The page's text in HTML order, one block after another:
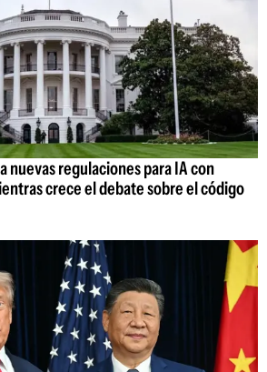
nuevas regulaciones para IA con
crece el debate sobre el código